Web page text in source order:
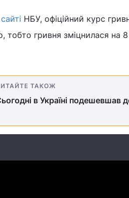
сайті НБУ, офіційний курс
тобто гривня зміцнилася на
ТАКОЖ
в Україні подешевшав